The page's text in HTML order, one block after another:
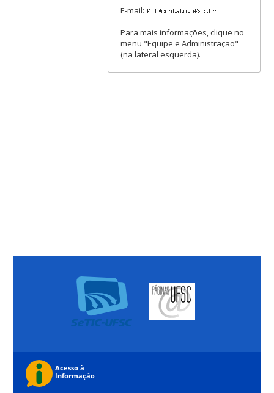
E-mail:
Para mais informações, clique no
menu "Equipe e Administração"
(na lateral esquerda).